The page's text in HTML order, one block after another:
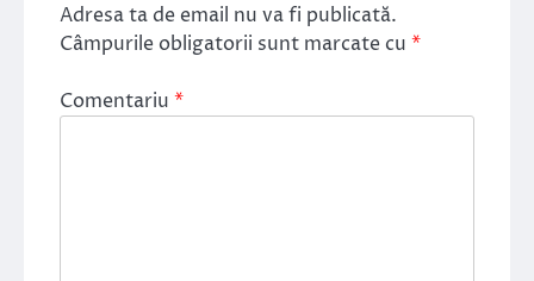
Adresa ta de email nu va fi publicată.
Câmpurile obligatorii sunt marcate cu *
Comentariu *